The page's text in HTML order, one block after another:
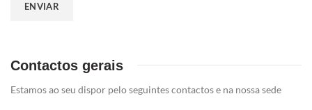
Contactos gerais
Estamos ao seu dispor pelo seguintes contactos e na nossa sede